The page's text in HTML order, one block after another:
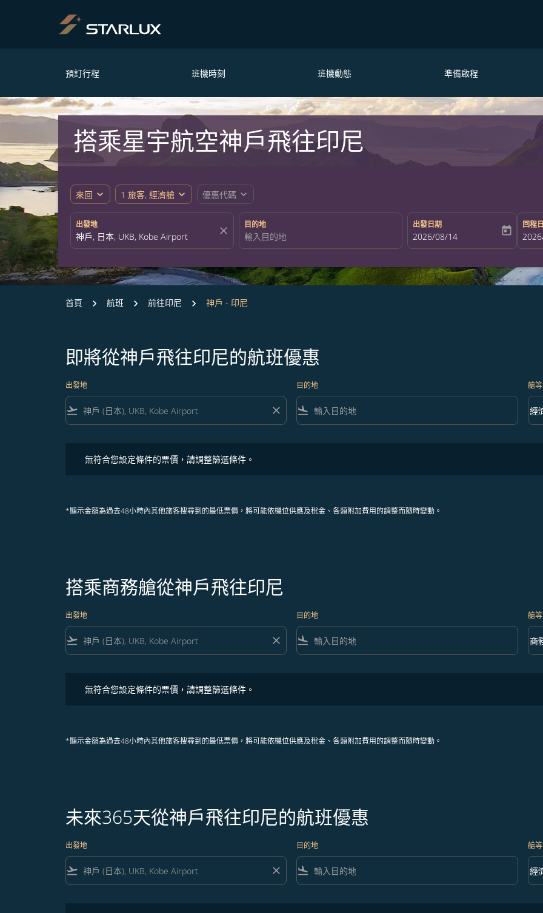
預訂行程 班機時刻 班機動態 準備啟程
搭乘星宇航空神戶飛往印尼
來回 expand_more 1 旅客, 經濟艙 expand_more 優惠代碼 expand_more
出發地
close
目的地 出發日期
fc-booking-departure-date-aria-
2026/08/14 today
回程
fc-
首頁 航班 前往印尼 神戶 - 印尼
即將從神戶飛往印尼的航班優惠
出發地
flight_takeoff close
目的地
flight_land
艙等
艙
經
keyboard_arrow_down
無符合您設定條件的票價，請調整篩選條件。
*顯示金額為過去48小時內其他旅客搜尋到的最低票價，將可能依機位供應及稅金、各類附加費用的調整而隨時變動。
搭乘商務艙從神戶飛往印尼
出發地
flight_takeoff close
目的地
flight_land
艙等
艙
商
keyboard_arrow_down
無符合您設定條件的票價，請調整篩選條件。
*顯示金額為過去48小時內其他旅客搜尋到的最低票價，將可能依機位供應及稅金、各類附加費用的調整而隨時變動。
未來365天從神戶飛往印尼的航班優惠
出發地
flight_takeoff close
目的地
flight_land
艙等
艙
經
keyboard_arrow_down